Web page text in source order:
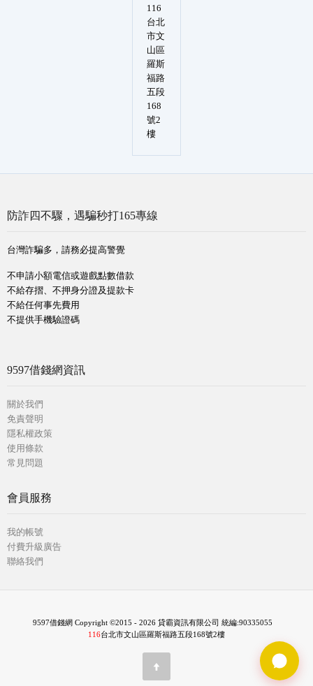
116
台北
市文
山區
羅斯
福路
五段
168
號2
樓
防詐四不驟，遇騙秒打165專線
台灣詐騙多，請務必提高警覺
不申請小額電信或遊戲點數借款
不給存摺、不押身分證及提款卡
不給任何事先費用
不提供手機驗證碼
9597借錢網資訊
關於我們
免責聲明
隱私權政策
使用條款
常見問題
會員服務
我的帳號
付費升級廣告
聯絡我們
9597借錢網 Copyright ©2015 - 2026 貸霸資訊有限公司 統編:90335055
116台北市文山區羅斯福路五段168號2樓